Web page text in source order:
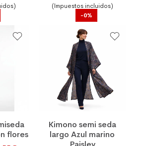
(Impuestos incluidos)
-0%
flores
Kimono semi seda
largo Azul marino